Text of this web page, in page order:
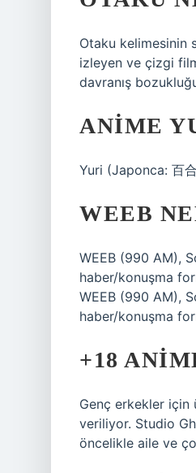
Otaku kelimesinin
izleyen ve çizgi
davranış
ANIME
Yuri (Japonca: 百
WEEB
WEEB (990 AM),
haber/konuşma
WEEB (990 AM),
haber/konuşma
+18
Genç erkekler için
veriliyor. Studio
öncelikle aile ve